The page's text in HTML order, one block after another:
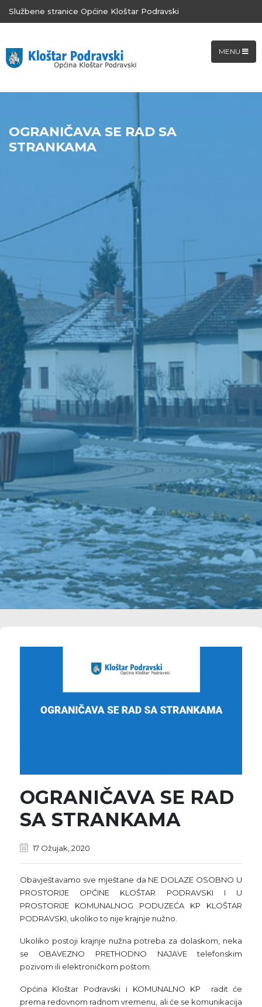
Službene stranice Općine Kloštar Podravski
MENU
OGRANIČAVA SE RAD SA
STRANKAMA
OGRANIČAVA SE RAD
SA STRANKAMA
17 Ožujak, 2020
Obavještavamo sve mještane da NE DOLAZE OSOBNO U
PROSTORIJE OPĆINE KLOŠTAR PODRAVSKI I U
PROSTORIJE KOMUNALNOG PODUZEĆA KP KLOŠTAR
PODRAVSKI, ukoliko to nije krajnje nužno.
Ukoliko postoji krajnje nužna potreba za dolaskom, neka
se OBAVEZNO PRETHODNO NAJAVE telefonskim
pozivom ili elektroničkom poštom.
Općina Kloštar Podravski i KOMUNALNO KP radit će
prema redovnom radnom vremenu, ali će se komunikacija